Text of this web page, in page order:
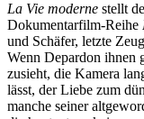
La Vie moderne stellt
Dokumentarfilm-Reihe
und Schäfer, letzte
Wenn Depardon ihnen
zusieht, die Kamera
lässt, der Liebe zum
manche seiner